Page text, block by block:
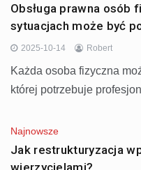
Obsługa prawna osób
sytuacjach może być
2025-10-14 Robert
Każda osoba fizyczna
której potrzebuje
Najnowsze
Jak restrukturyzacja